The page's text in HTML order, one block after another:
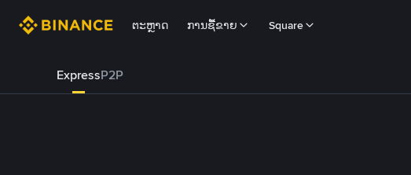
ຕະຫຼາດ ການຊື້ຂາຍ Square
ExpressP2P